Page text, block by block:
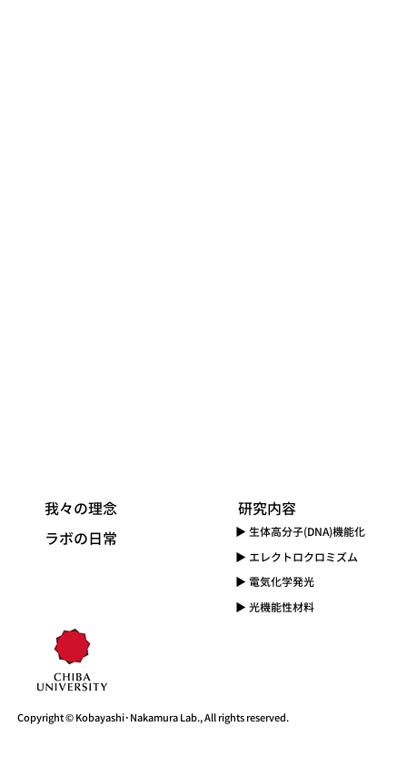
我々の理念
​ラボの日常
​研究内容
▶ 生体高分子(DNA)機能化
​▶ エレクトロクロミズム
▶ 電気化学発光
▶ 光機能性材料
Copyright © Kobayashi･Nakamura Lab., All rights reserved.